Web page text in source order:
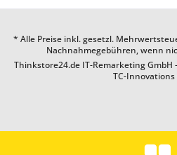
* Alle Preise inkl. gesetzl.
Nachnahmegebühren, wenn
Thinkstore24.de IT-Remarketing GmbH -
TC-Innovations